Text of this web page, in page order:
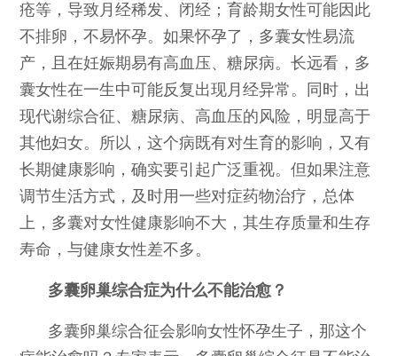
疮等，导致月经稀发、闭经；育龄期女性可能因此
不排卵，不易怀孕。如果怀孕了，多囊女性易流
产，且在妊娠期易有高血压、糖尿病。长远看，多
囊女性在一生中可能反复出现月经异常。同时，出
现代谢综合征、糖尿病、高血压的风险，明显高于
其他妇女。所以，这个病既有对生育的影响，又有
长期健康影响，确实要引起广泛重视。但如果注意
调节生活方式，及时用一些对症药物治疗，总体
上，多囊对女性健康影响不大，其生存质量和生存
寿命，与健康女性差不多。
多囊卵巢综合症为什么不能治愈？
多囊卵巢综合征会影响女性怀孕生子，那这个